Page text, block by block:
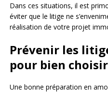
Dans ces situations, il est
éviter que le litige ne
réalisation de votre projet
Prévenir les
pour bien
Une bonne préparation en